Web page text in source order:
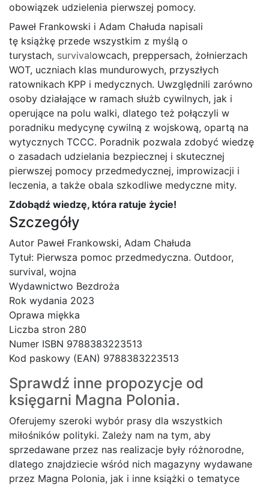
obowiązek udzielenia pierwszej pomocy.
Paweł Frankowski i Adam Chałuda napisali
tę książkę przede wszystkim z myślą o
turystach, survivalowcach, preppersach, żołnierzach
WOT, uczniach klas mundurowych, przyszłych
ratownikach KPP i medycznych. Uwzględnili zarówno
osoby działające w ramach służb cywilnych, jak i
operujące na polu walki, dlatego też połączyli w
poradniku medycynę cywilną z wojskową, opartą na
wytycznych TCCC. Poradnik pozwala zdobyć wiedzę
o zasadach udzielania bezpiecznej i skutecznej
pierwszej pomocy przedmedycznej, improwizacji i
leczenia, a także obala szkodliwe medyczne mity.
Zdobądź wiedzę, która ratuje życie!
Szczegóły
Autor Paweł Frankowski, Adam Chałuda
Tytuł: Pierwsza pomoc przedmedyczna. Outdoor,
survival, wojna
Wydawnictwo Bezdroża
Rok wydania 2023
Oprawa miękka
Liczba stron 280
Numer ISBN 9788383223513
Kod paskowy (EAN) 9788383223513
Sprawdź inne propozycje od
księgarni Magna Polonia.
Oferujemy szeroki wybór prasy dla wszystkich
miłośników polityki. Zależy nam na tym, aby
sprzedawane przez nas realizacje były różnorodne,
dlatego znajdziecie wśród nich magazyny wydawane
przez Magna Polonia, jak i inne książki o tematyce